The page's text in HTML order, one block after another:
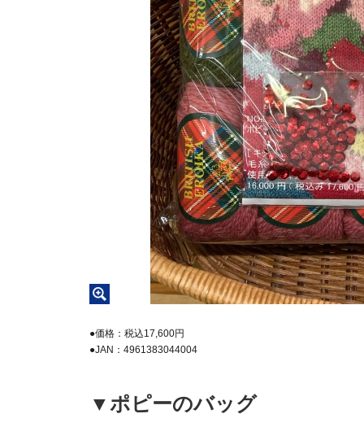
●価格：税込17,600円
●JAN：4961383044004
▼ポピーのバッグ